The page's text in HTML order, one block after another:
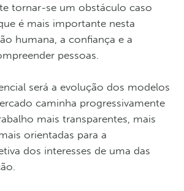
tornar-se um obstáculo caso
é mais importante nesta
humana, a confiança e a
pessoas.
será a evolução dos modelos
caminha progressivamente
mais transparentes, mais
orientadas para a
dos interesses de uma das